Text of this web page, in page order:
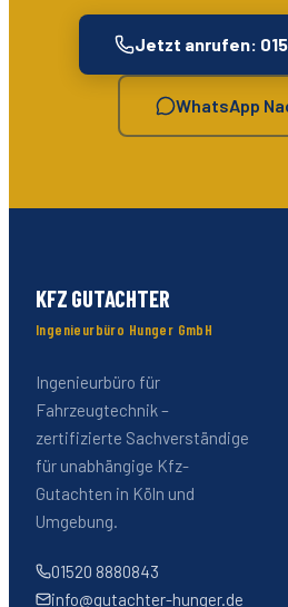
Jetzt anrufen:
WhatsApp
KFZ GUTACHTER
Ingenieurbüro Hunger GmbH
Ingenieurbüro für
Fahrzeugtechnik –
zertifizierte Sachverständige
für unabhängige Kfz-
Gutachten in Köln und
Umgebung.
01520 8880843
info@gutachter-hunger.de